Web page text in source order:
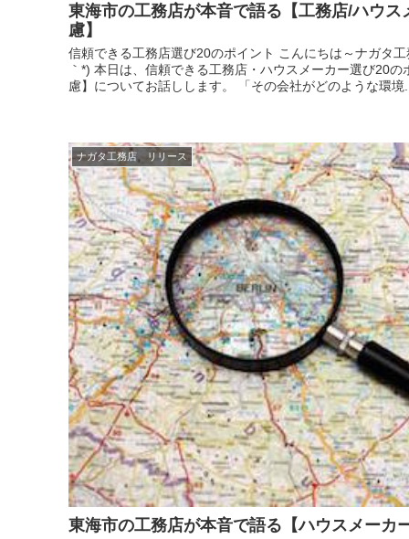
東海市の工務店が本音で語る【工務店/ハウス
慮】
信頼できる工務店選び20のポイント こんにちは～ナガタ
｀*) 本日は、信頼できる工務店・ハウスメーカー選び20
慮】についてお話しします。 「その会社がどのような環境
ナガタ工務店 リリース
東海市の工務店が本音で語る【ハウスメーカ